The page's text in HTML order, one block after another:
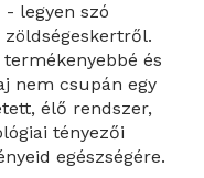
- legyen szó
és
nem csupán egy
élő rendszer,
tényezői
egészségére.